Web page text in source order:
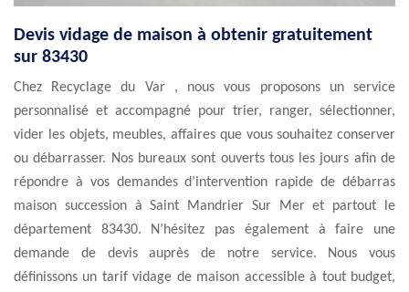
Devis vidage de maison à obtenir gratuitement
sur 83430
Chez Recyclage du Var , nous vous proposons un service
personnalisé et accompagné pour trier, ranger, sélectionner,
vider les objets, meubles, affaires que vous souhaitez conserver
ou débarrasser. Nos bureaux sont ouverts tous les jours afin de
répondre à vos demandes d’intervention rapide de débarras
maison succession à Saint Mandrier Sur Mer et partout le
département 83430. N’hésitez pas également à faire une
demande de devis auprès de notre service. Nous vous
définissons un tarif vidage de maison accessible à tout budget,